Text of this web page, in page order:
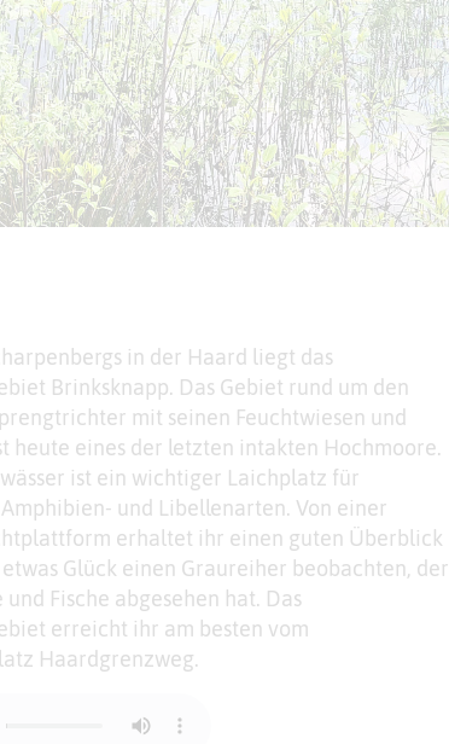
in der Haard liegt das
Brinksknapp. Das Gebiet rund um den
mit seinen Feuchtwiesen und
heute eines der letzten intakten Hochmoore.
ist ein wichtiger Laichplatz für
und Libellenarten. Von einer
erhaltet ihr einen guten Überblick
Glück einen Graureiher beobachten, der
und Fische abgesehen hat. Das
erreicht ihr am besten vom
Haardgrenzweg.